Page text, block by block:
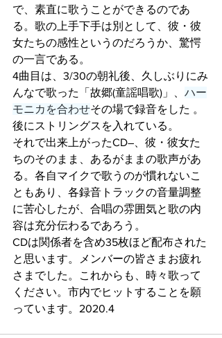
で、素直に歌うことができるのであ
る。歌の上手下手は別として、彼・彼
女たちの感性というのだろうか、驚愕
の一言である。
4曲目は、3/30の朝礼後、久しぶりにみ
んなで歌った「故郷(童謡唱歌)」、 ハー
モニカを合わせその場で録音をした 。
後にストリングスを入れている。
それで出来上がったCD―、彼・彼女た
ちのそのまま、あるがままの歌声があ
る。各自マイクで歌うのが慣れないこ
ともあり、各録音トラックの音量調整
に苦心したが、合唱の雰囲気と歌の内
容は充分伝わるであろう。
CDは関係者を含め35枚ほど配布された
と思います。メンバーの皆さまお疲れ
さまでした。これからも、時々歌って
ください。市内でヒットすることを願
っています。2020.4